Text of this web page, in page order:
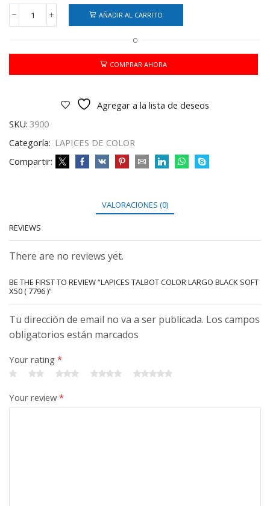
LAPICES
TALBOT
LARGO
SOFT
cantidad
AÑADIR AL CARRITO
O
COMPRAR AHORA
Agregar a la lista de deseos
SKU: 3900
Categoría: LAPICES DE COLOR
Compartir:
VALORACIONES (0)
REVIEWS
There are no reviews yet.
BE THE FIRST TO REVIEW “LAPICES TALBOT COLOR LARGO BLACK SOFT
X50 ( 7796 )”
Tu dirección de email no va a ser publicada. Los campos
obligatorios están marcados
Your rating *
Your review*